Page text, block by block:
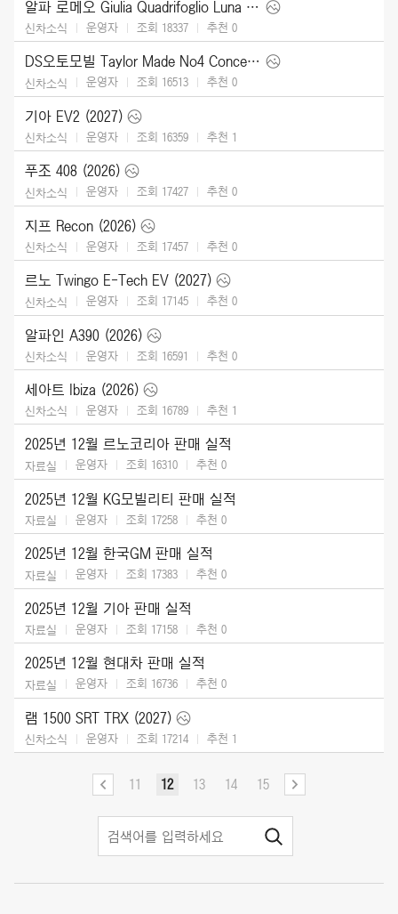
알파 로메오 Giulia Quadrifoglio Luna Rossa (2026)
신차소식 운영자 조회 18337 추천 0
DS오토모빌 Taylor Made No4 Concept (2026)
신차소식 운영자 조회 16513 추천 0
기아 EV2 (2027)
신차소식 운영자 조회 16359 추천 1
푸조 408 (2026)
신차소식 운영자 조회 17427 추천 0
지프 Recon (2026)
신차소식 운영자 조회 17457 추천 0
르노 Twingo E-Tech EV (2027)
신차소식 운영자 조회 17145 추천 0
알파인 A390 (2026)
신차소식 운영자 조회 16591 추천 0
세아트 Ibiza (2026)
신차소식 운영자 조회 16789 추천 1
2025년 12월 르노코리아 판매 실적
자료실 운영자 조회 16310 추천 0
2025년 12월 KG모빌리티 판매 실적
자료실 운영자 조회 17258 추천 0
2025년 12월 한국GM 판매 실적
자료실 운영자 조회 17383 추천 0
2025년 12월 기아 판매 실적
자료실 운영자 조회 17158 추천 0
2025년 12월 현대차 판매 실적
자료실 운영자 조회 16736 추천 0
램 1500 SRT TRX (2027)
신차소식 운영자 조회 17214 추천 1
11 12 13 14 15